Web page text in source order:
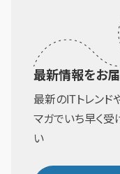
最新情報をお届
最新のITトレンド
マガでいち早く受
い